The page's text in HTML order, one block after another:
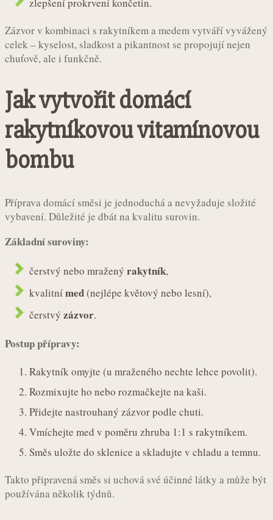
Zázvor v kombinaci s rakytníkem a medem vytváří vyvážený
celek – kyselost, sladkost a pikantnost se propojují nejen
chuťově, ale i funkčně.
Jak vytvořit domácí
rakytníkovou vitamínovou
bombu
Příprava domácí směsi je jednoduchá a nevyžaduje složité
vybavení. Důležité je dbát na kvalitu surovin.
Základní suroviny:
čerstvý nebo mražený rakytník,
kvalitnímed(nejlépe květový nebo lesní),
čerstvý zázvor.
Postup přípravy:
Rakytník omyjte (u mraženého nechte lehce povolit).
Rozmixujte ho nebo rozmačkejte na kaši.
Přidejte nastrouhaný zázvor podle chuti.
Vmíchejte med v poměru zhruba 1:1 s rakytníkem.
Směs uložte do sklenice a skladujte v chladu a temnu.
Takto připravená směs si uchová své účinné látky a může být
používána několik týdnů.